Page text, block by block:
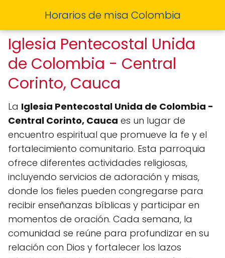
Horarios de misa Colombia
Iglesia Pentecostal Unida
de Colombia - Central
Corinto, Cauca
La Iglesia Pentecostal Unida de Colombia -
Central Corinto, Cauca es un lugar de
encuentro espiritual que promueve la fe y el
fortalecimiento comunitario. Esta parroquia
ofrece diferentes actividades religiosas,
incluyendo servicios de adoración y misas,
donde los fieles pueden congregarse para
recibir enseñanzas bíblicas y participar en
momentos de oración. Cada semana, la
comunidad se reúne para profundizar en su
relación con Dios y fortalecer los lazos